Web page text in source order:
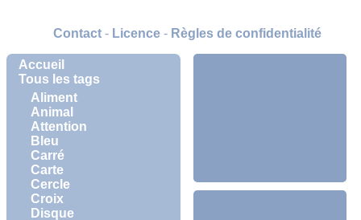
Accueil
Tous les tags
Aliment
Animal
Attention
Bleu
Carré
Carte
Cercle
Croix
Disque
Contact- Licence- Règles de confidentialité